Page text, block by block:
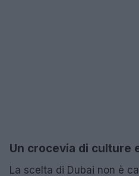
Un crocevia di culture
La scelta di Dubai non è